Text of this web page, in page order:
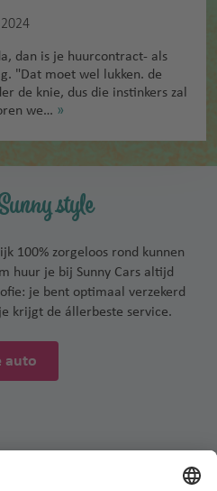
dan is je huurcontract- als
"Dat moet wel lukken. de
de knie, dus die instinkers zal
we… »
style
100% zorgeloos rond kunnen
huur je bij Sunny Cars altijd
je bent optimaal verzekerd
krijgt de állerbeste service.
auto